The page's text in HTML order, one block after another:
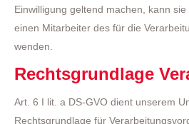
Einwilligung geltend machen, kann
einen Mitarbeiter des für die
wenden.
Rechtsgrundlage
Art. 6 I lit. a DS-GVO dient unserem
Rechtsgrundlage für